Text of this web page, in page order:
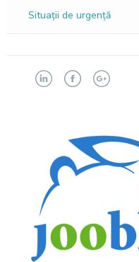
Situaţii de urgenţă